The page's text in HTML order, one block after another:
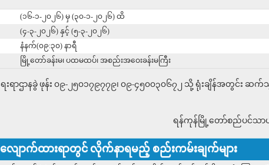
(၁၆-၁-၂၀၂၆) မှ (၃၀-၁-၂၀၂၆) ထိ
(၄-၃-၂၀၂၆) နှင့် (၅-၃-၂၀၂၆)
နံနက်(၀၉:၃၀) နာရီ
မြို့တော်ခန်းမ၊ ပထမထပ်၊ အစည်းအဝေးခန်းမကြီး
ာဌာနခွဲ ဖုန်း ၀၉-၂၅၀၁၇၉၇၇၉၊ ၀၉-၄၅၀၀၃၀၆၇၂ သို့ ရုံးချိန်အတွင်း ဆ
ရန်ကုန်မြို့တော်စည်ပင်သာ
လျောက်ထားရာတွင် လိုက်နာရမည့် စည်းကမ်းချက်များ